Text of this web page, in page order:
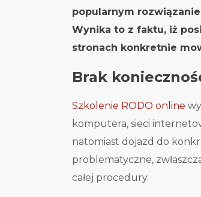
popularnym
Wynika to z faktu, iż
stronach konkretnie
Brak
Szkolenie RODO online
komputera, sieci
natomiast dojazd do
problematyczne,
całej procedury.